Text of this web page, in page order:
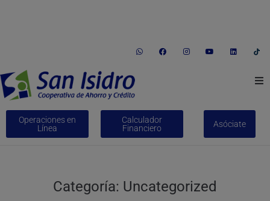
Créditos
Operaciones en
Línea
Calculador
Financiero
Asóciate
Categoría: Uncategorized